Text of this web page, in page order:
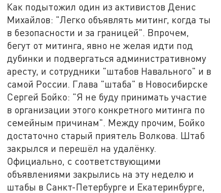
Как подытожил один из активистов Денис
Михайлов: "Легко объявлять митинг, когда ты
в безопасности и за границей". Впрочем,
бегут от митинга, явно не желая идти под
дубинки и подвергаться административному
аресту, и сотрудники "штабов Навального" и в
самой России. Глава "штаба" в Новосибирске
Сергей Бойко: "Я не буду принимать участие
в организации этого конкретного митинга по
семейным причинам". Между прочим, Бойко
достаточно старый приятель Волкова. Штаб
закрылся и перешёл на удалёнку.
Официально, с соответствующими
объявлениями закрылись на эту неделю и
штабы в Санкт-Петербурге и Екатеринбурге,